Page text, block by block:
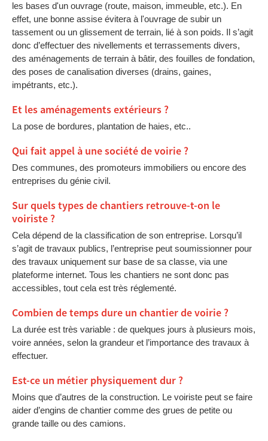
les bases d'un ouvrage (route, maison, immeuble, etc.). En
effet, une bonne assise évitera à l'ouvrage de subir un
tassement ou un glissement de terrain, lié à son poids. Il s’agit
donc d’effectuer des nivellements et terrassements divers,
des aménagements de terrain à bâtir, des fouilles de fondation,
des poses de canalisation diverses (drains, gaines,
impétrants, etc.).
Et les aménagements extérieurs ?
La pose de bordures, plantation de haies, etc..
Qui fait appel à une société de voirie ?
Des communes, des promoteurs immobiliers ou encore des
entreprises du génie civil.
Sur quels types de chantiers retrouve-t-on le
voiriste ?
Cela dépend de la classification de son entreprise. Lorsqu’il
s’agit de travaux publics, l’entreprise peut soumissionner pour
des travaux uniquement sur base de sa classe, via une
plateforme internet. Tous les chantiers ne sont donc pas
accessibles, tout cela est très réglementé.
Combien de temps dure un chantier de voirie ?
La durée est très variable : de quelques jours à plusieurs mois,
voire années, selon la grandeur et l’importance des travaux à
effectuer.
Est-ce un métier physiquement dur ?
Moins que d’autres de la construction. Le voiriste peut se faire
aider d’engins de chantier comme des grues de petite ou
grande taille ou des camions.